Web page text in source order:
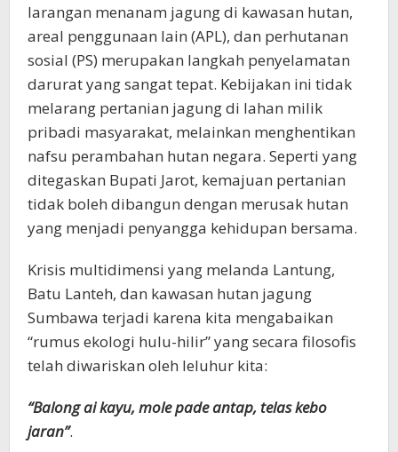
larangan menanam jagung di kawasan hutan,
areal penggunaan lain (APL), dan perhutanan
sosial (PS) merupakan langkah penyelamatan
darurat yang sangat tepat. Kebijakan ini tidak
melarang pertanian jagung di lahan milik
pribadi masyarakat, melainkan menghentikan
nafsu perambahan hutan negara. Seperti yang
ditegaskan Bupati Jarot, kemajuan pertanian
tidak boleh dibangun dengan merusak hutan
yang menjadi penyangga kehidupan bersama.
Krisis multidimensi yang melanda Lantung,
Batu Lanteh, dan kawasan hutan jagung
Sumbawa terjadi karena kita mengabaikan
“rumus ekologi hulu-hilir” yang secara filosofis
telah diwariskan oleh leluhur kita:
“Balong ai kayu, mole pade antap, telas kebo
jaran”.